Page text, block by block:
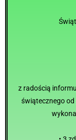
z radością
świątecznego